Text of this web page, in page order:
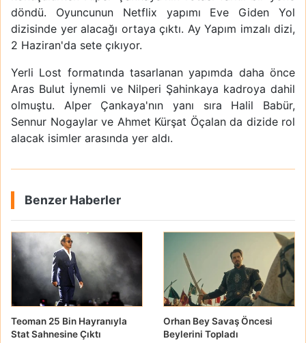
döndü. Oyuncunun Netflix yapımı Eve Giden Yol
dizisinde yer alacağı ortaya çıktı. Ay Yapım imzalı dizi,
2 Haziran'da sete çıkıyor.
Yerli Lost formatında tasarlanan yapımda daha önce
Aras Bulut İynemli ve Nilperi Şahinkaya kadroya dahil
olmuştu. Alper Çankaya'nın yanı sıra Halil Babür,
Sennur Nogaylar ve Ahmet Kürşat Öçalan da dizide rol
alacak isimler arasında yer aldı.
Benzer Haberler
Teoman 25 Bin Hayranıyla
Stat Sahnesine Çıktı
Orhan Bey Savaş Öncesi
Beylerini Topladı